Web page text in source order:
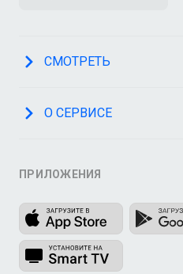
СМОТРЕТЬ
О СЕРВИСЕ
ПРИЛОЖЕНИЯ